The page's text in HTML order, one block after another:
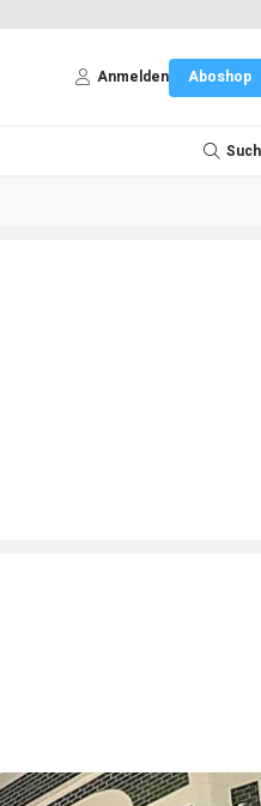
Anmelden Aboshop